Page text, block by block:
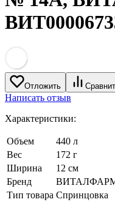
Отложить
Написать отзыв
Характеристики:
Объем
440 л
Вес
172 г
Ширина
12 см
Бренд
Тип товара Спринцовка